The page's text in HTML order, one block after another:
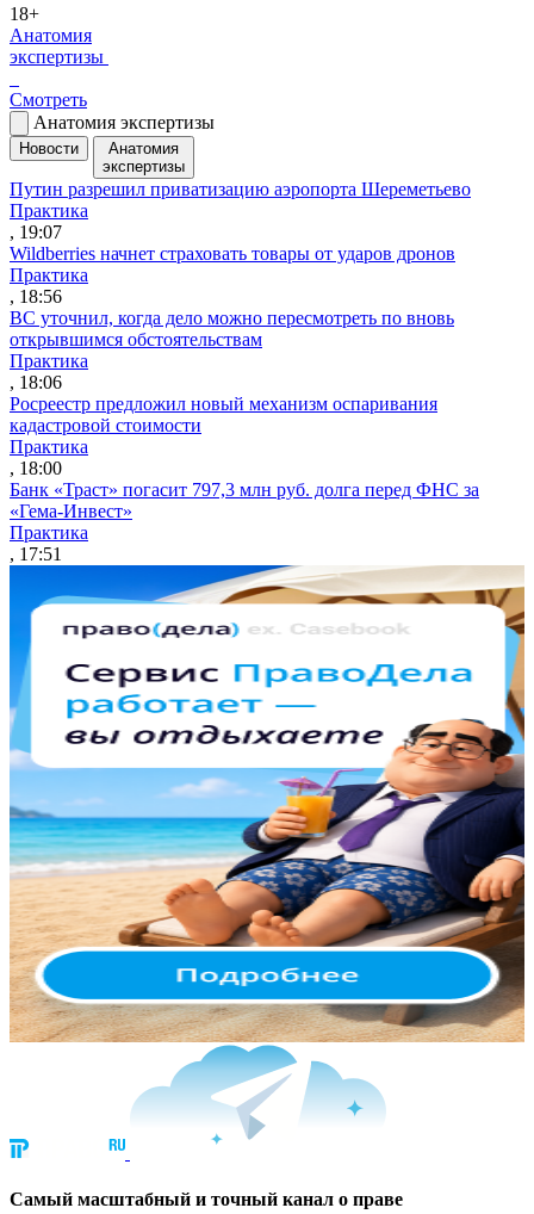
18+
Анатомия
экспертизы
Смотреть
Анатомия экспертизы
Новости
Анатомия
экспертизы
Путин разрешил приватизацию аэропорта Шереметьево
Практика
, 19:07
Wildberries начнет страховать товары от ударов дронов
Практика
, 18:56
ВС уточнил, когда дело можно пересмотреть по вновь
открывшимся обстоятельствам
Практика
, 18:06
Росреестр предложил новый механизм оспаривания
кадастровой стоимости
Практика
, 18:00
Банк «Траст» погасит 797,3 млн руб. долга перед ФНС за
«Гема-Инвест»
Практика
, 17:51
Cамый масштабный и точный канал о праве